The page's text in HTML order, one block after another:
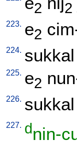
2 2
223. e2
224. sukkal
225. e2
226. sukkal
227. dnin-